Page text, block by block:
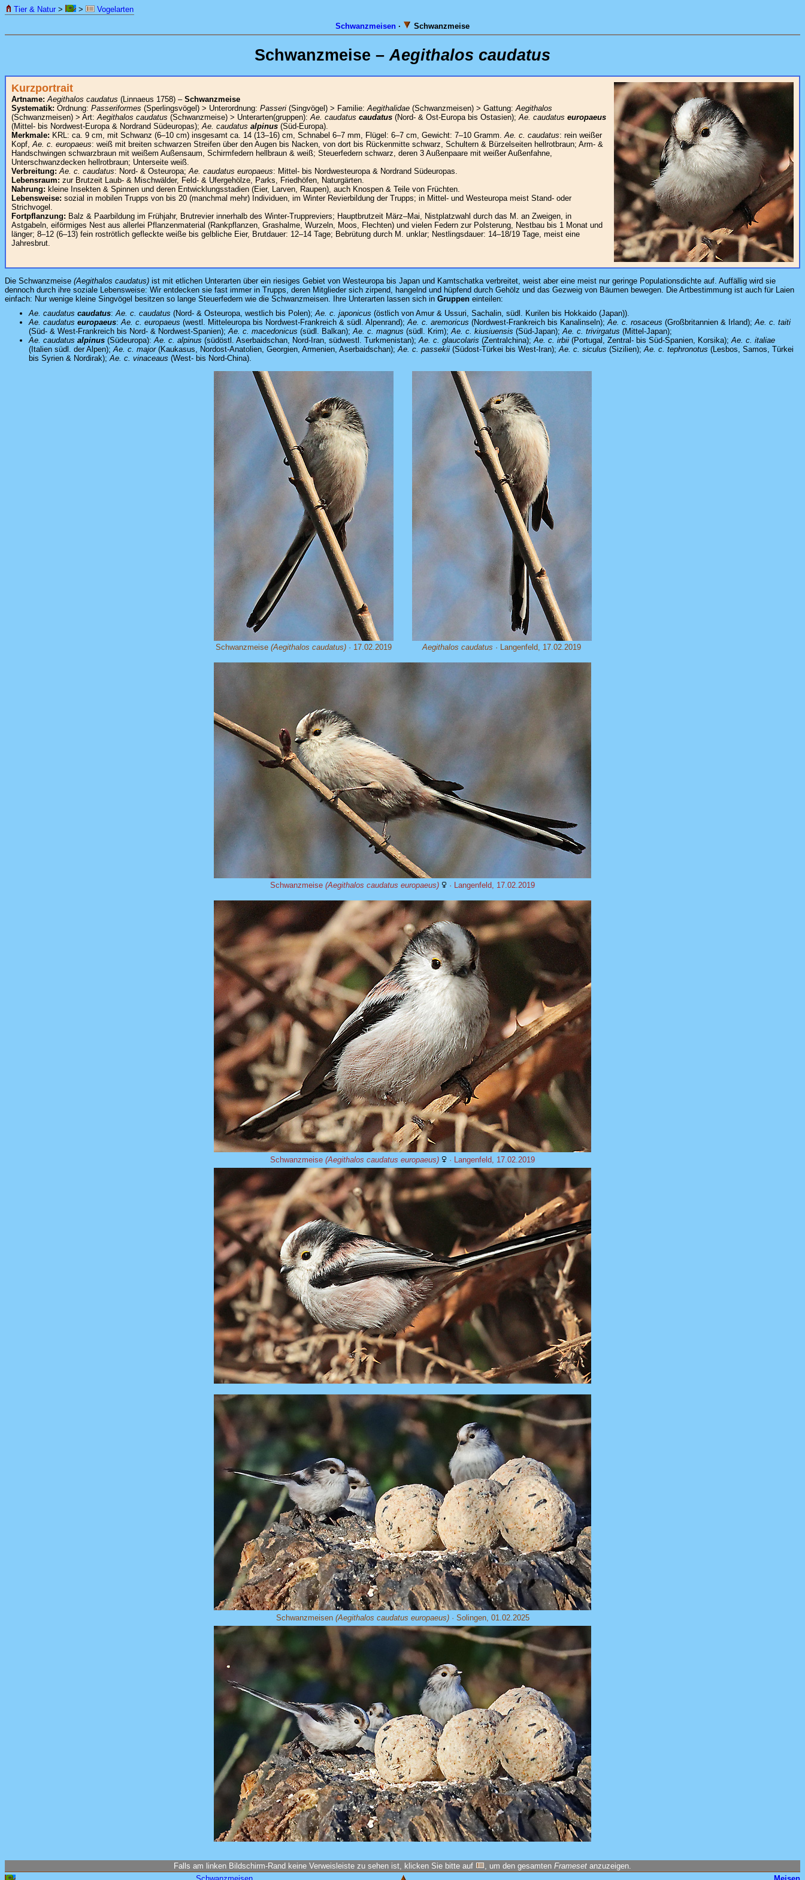
Tier & Natur > >
Vogelarten
Schwanzmeisen · Schwanzmeise
Schwanzmeise –Aegithalos caudatus
Kurzportrait
Artname: Aegithalos caudatus (Linnaeus 1758) – Schwanzmeise
Systematik: Ordnung: Passeriformes (Sperlingsvögel) > Unterordnung: Passeri (Singvögel) > Familie:Aegithalidae (Schwanzmeisen) > Gattung:Aegithalos
(Schwanzmeisen) > Art:Aegithalos caudatus (Schwanzmeise) > Unterarten(gruppen):Ae. caudatus caudatus (Nord- & Ost-Europa bis Ostasien);Ae. caudatus europaeus
(Mittel- bis Nordwest-Europa & Nordrand Südeuropas);Ae. caudatus alpinus (Süd-Europa).
Merkmale: KRL: ca. 9 cm, mit Schwanz (6–10 cm) insgesamt ca. 14 (13–16) cm, Schnabel 6–7 mm, Flügel: 6–7 cm, Gewicht: 7–10 Gramm.Ae. c. caudatus: rein weißer
Kopf,Ae. c. europaeus: weiß mit breiten schwarzen Streifen über den Augen bis Nacken, von dort bis Rückenmitte schwarz, Schultern & Bürzelseiten hellrotbraun; Arm- &
Handschwingen schwarzbraun mit weißem Außensaum, Schirmfedern hellbraun & weiß; Steuerfedern schwarz, deren 3 Außenpaare mit weißer Außenfahne,
Unterschwanzdecken hellrotbraun; Unterseite weiß.
Verbreitung: Ae. c. caudatus: Nord- & Osteuropa;Ae. caudatus europaeus: Mittel- bis Nordwesteuropa & Nordrand Südeuropas.
Lebensraum: zur Brutzeit Laub- & Mischwälder, Feld- & Ufergehölze, Parks, Friedhöfen, Naturgärten.
Nahrung: kleine Insekten & Spinnen und deren Entwicklungsstadien (Eier, Larven, Raupen), auch Knospen & Teile von Früchten.
Lebensweise: sozial in mobilen Trupps von bis 20 (manchmal mehr) Individuen, im Winter Revierbildung der Trupps; in Mittel- und Westeuropa meist Stand- oder
Strichvogel.
Fortpflanzung: Balz & Paarbildung im Frühjahr, Brutrevier innerhalb des Winter-Truppreviers; Hauptbrutzeit März–Mai, Nistplatzwahl durch das M. an Zweigen, in
Astgabeln, eiförmiges Nest aus allerlei Pflanzenmaterial (Rankpflanzen, Grashalme, Wurzeln, Moos, Flechten) und vielen Federn zur Polsterung, Nestbau bis 1 Monat und
länger; 8–12 (6–13) fein roströtlich gefleckte weiße bis gelbliche Eier, Brutdauer: 12–14 Tage; Bebrütung durch M. unklar; Nestlingsdauer: 14–18/19 Tage, meist eine
Jahresbrut.
Die Schwanzmeise (Aegithalos caudatus) ist mit etlichen Unterarten über ein riesiges Gebiet von Westeuropa bis Japan und Kamtschatka verbreitet, weist aber eine meist nur geringe Populationsdichte auf. Auffällig wird sie
dennoch durch ihre soziale Lebensweise: Wir entdecken sie fast immer in Trupps, deren Mitglieder sich zirpend, hangelnd und hüpfend durch Gehölz und das Gezweig von Bäumen bewegen. Die Artbestimmung ist auch für Laien
einfach: Nur wenige kleine Singvögel besitzen so lange Steuerfedern wie die Schwanzmeisen. Ihre Unterarten lassen sich in Gruppen einteilen:
Ae. caudatus caudatus:Ae. c. caudatus (Nord- & Osteuropa, westlich bis Polen);Ae. c. japonicus (östlich von Amur & Ussuri, Sachalin, südl. Kurilen bis Hokkaido (Japan)).
Ae. caudatus europaeus:Ae. c. europaeus (westl. Mitteleuropa bis Nordwest-Frankreich & südl. Alpenrand);Ae. c. aremoricus (Nordwest-Frankreich bis Kanalinseln);Ae. c. rosaceus (Großbritannien & Irland);Ae. c. taiti
(Süd- & West-Frankreich bis Nord- & Nordwest-Spanien);Ae. c. macedonicus (südl. Balkan);Ae. c. magnus (südl. Krim);Ae. c. kiusiuensis (Süd-Japan);Ae. c. trivirgatus (Mittel-Japan);
Ae. caudatus alpinus (Südeuropa):Ae. c. alpinus (südöstl. Aserbaidschan, Nord-Iran, südwestl. Turkmenistan);Ae. c. glaucolaris (Zentralchina);Ae. c. irbii (Portugal, Zentral- bis Süd-Spanien, Korsika);Ae. c. italiae
(Italien südl. der Alpen);Ae. c. major(Kaukasus, Nordost-Anatolien, Georgien, Armenien, Aserbaidschan);Ae. c. passekii (Südost-Türkei bis West-Iran);Ae. c. siculus (Sizilien);Ae. c. tephronotus (Lesbos, Samos, Türkei
bis Syrien & Nordirak);Ae. c. vinaceaus (West- bis Nord-China).
Schwanzmeise (Aegithalos caudatus)· 17.02.2019 Aegithalos caudatus · Langenfeld, 17.02.2019
Schwanzmeise (Aegithalos caudatus europaeus) · Langenfeld, 17.02.2019
Schwanzmeise (Aegithalos caudatus europaeus) · Langenfeld, 17.02.2019
Schwanzmeisen (Aegithalos caudatus europaeus)· Solingen, 01.02.2025
Falls am linken Bildschirm-Rand keine Verweisleiste zu sehen ist, klicken Sie bitte auf , um den gesamten Frameset anzuzeigen.